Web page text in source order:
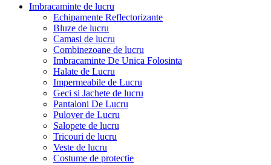
Imbracaminte de lucru
Echipamente Reflectorizante
Bluze de lucru
Camasi de lucru
Combinezoane de lucru
Imbracaminte De Unica Folosinta
Halate de Lucru
Impermeabile de Lucru
Geci si Jachete de lucru
Pantaloni De Lucru
Pulover de Lucru
Salopete de lucru
Tricouri de lucru
Veste de lucru
Costume de protectie